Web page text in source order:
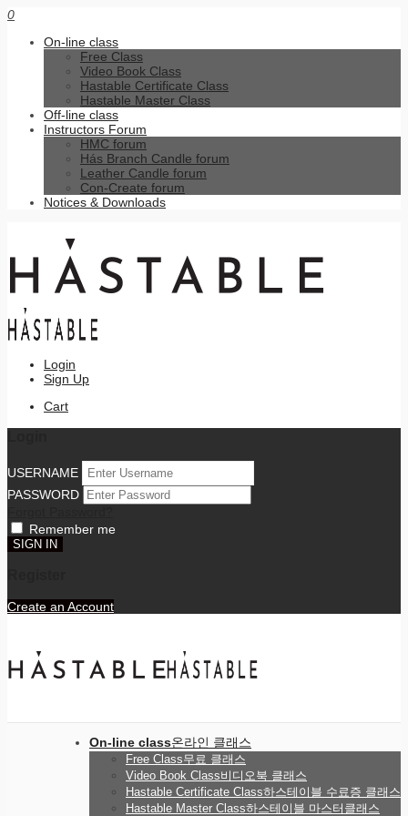
0
On-line class
Free Class
Video Book Class
Hastable Certificate Class
Hastable Master Class
Off-line class
Instructors Forum
HMC forum
Hás Branch Candle forum
Leather Candle forum
Con-Create forum
Notices & Downloads
Login
Sign Up
Cart
USERNAME
PASSWORD
Remember me
Create an Account
On-line class온라인 클래스
Free Class무료 클래스
Video Book Class비디오북 클래스
Hastable Certificate Class하스테이블 수료증 클래스
Hastable Master Class하스테이블 마스터클래스